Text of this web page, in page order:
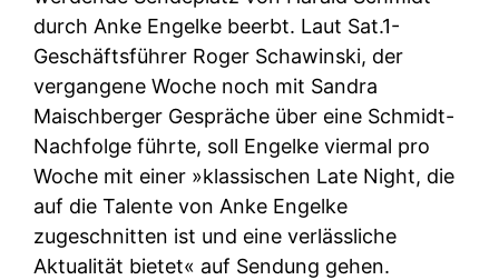
durch Anke Engelke beerbt. Laut Sat.1-
Geschäftsführer Roger Schawinski, der
vergangene Woche noch mit Sandra
Maischberger Gespräche über eine Schmidt-
Nachfolge führte, soll Engelke viermal pro
Woche mit einer »klassischen Late Night, die
auf die Talente von Anke Engelke
zugeschnitten ist und eine verlässliche
Aktualität bietet« auf Sendung gehen.